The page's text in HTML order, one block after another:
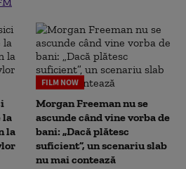
la
la
FILM NOW
Morgan Freeman nu se
ascunde când vine vorba de
bani: „Dacă plătesc
suficient”, un scenariu slab
nu mai contează